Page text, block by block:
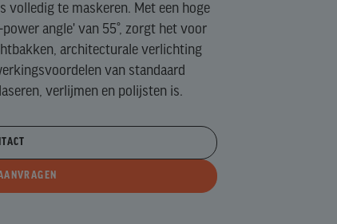
te maskeren. Met een hoge
angle' van 55°, zorgt het voor
architecturale verlichting
van standaard
verlijmen en polijsten is.